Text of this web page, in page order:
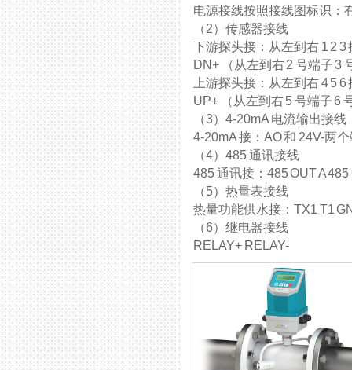
电源接线按照接线图标识
（2）传感器接线
下游探头接：从左到右 1
DN+ （从左到右 2 号端子 3
上游探头接：从左到右 4
UP+ （从左到右 5 号端子 6
（3）4-20mA 电流输出接线
4-20mA 接：AO 和 24V-两
（4）485 通讯接线
485 通讯接：485 OUT A
（5）热量表接线
热量功能供水接：TX1
（6）继电器接线
RELAY+ RELAY-